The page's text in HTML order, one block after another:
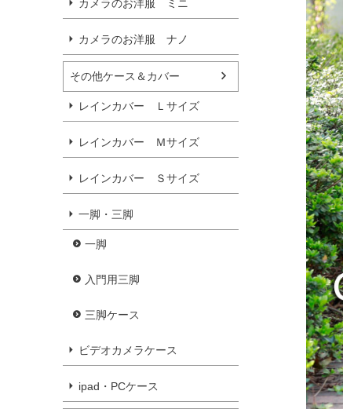
カメラのお洋服 ミニ
カメラのお洋服 ナノ
その他ケース＆カバー
レインカバー Ｌサイズ
レインカバー Ｍサイズ
レインカバー Ｓサイズ
一脚・三脚
一脚
入門用三脚
三脚ケース
ビデオカメラケース
ipad・PCケース